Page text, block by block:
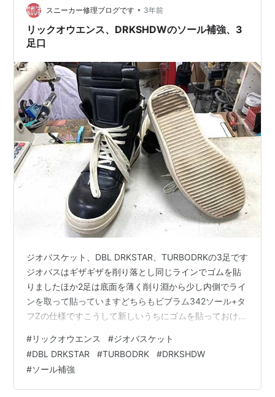
スニーカー修理ブログです • 3年前
リックオウエンス、DRKSHDWのソール補強、3
足口
ジオバスケット、DBL DRKSTAR、TURBODRKの3足です
ジオバスはギザギザを削り落とし同じラインでゴムを貼
りましたほか2足は底面を薄く削り淵から少し内側でライ
ンを取って貼っていますどちらもビブラム342ソール+タ
フZの仕様ですこうして新しいうちにゴムを貼っておけば
LINEでもメールでもOKです nakajima-kutu.com
#リックオウエンス #ジオバスケット
#DBL DRKSTAR #TURBODRK #DRKSHDW
#ソール補強